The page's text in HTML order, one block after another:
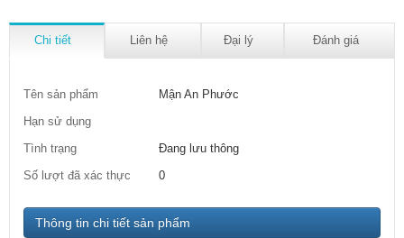
Chi tiết Liên hệ Đại lý Đánh giá
Tên sản phẩm
Mận An Phước
Hạn sử dụng
Tình trạng
Đang lưu thông
Số lượt đã xác thực
0
Thông tin chi tiết sản phẩm